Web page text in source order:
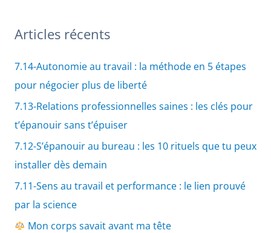
Articles récents
7.14-Autonomie au travail : la méthode en 5 étapes
pour négocier plus de liberté
7.13-Relations professionnelles saines : les clés pour
t’épanouir sans t’épuiser
7.12-S’épanouir au bureau : les 10 rituels que tu peux
installer dès demain
7.11-Sens au travail et performance : le lien prouvé
par la science
Mon corps savait avant ma tête